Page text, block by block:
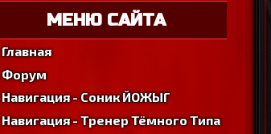
МЕНЮ САЙТА
Главная
Форум
Навигация - Соник ЙОЖЫГ
Навигация - Тренер Тёмного Типа